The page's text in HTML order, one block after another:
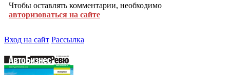
Чтобы оставлять комментарии, необходимо
авторизоваться на сайте
Вход на сайт Рассылка